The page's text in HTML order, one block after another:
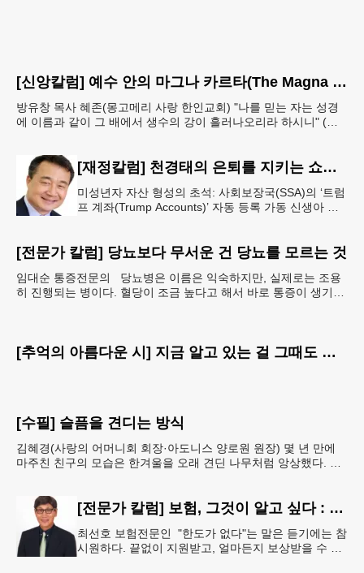
[신앙칼럼] 예수 안의 마그나 카르타(The Magna Carta in Jesus, 요한복음John 7:38)
방유창 목사 혜존(몽고메리 사랑 한인교회) "나를 믿는 자는 성경
에 이름과 같이 그 배에서 생수의 강이 흘러나오리라 하시니" (요
[재정칼럼] 천경태의 은퇴를 지키는 쇼셜시큐리티 인사이트 - 은퇴와 생활의 기초를 지키는 가장 현실적인 제도 읽기 (18)
미성년자 자산 형성의 초석: 사회보장국(SSA)의 ‘트럼
프 계좌(Trump Accounts)’ 자동 등록 가동 신생아 출
[전문가 칼럼] 당뇨보다 무서운 건 당뇨를 모르는 것
임대순 통증전문의 당뇨병은 이름은 익숙하지만, 실제로는 조용
히 진행되는 병이다. 혈당이 조금 높다고 해서 바로 통증이 생기거
[추억의 아름다운 시] 지금 알고 있는 걸 그때도 알았더라면
[수필] 슬픔을 견디는 방식
김혜경(사랑의 어머니회 회장·아도니스 양로원 원장) 몇 년 만에
마주친 친구의 모습은 한겨울을 오래 견딘 나무처럼 앙상했다. 핏
[전문가 칼럼] 보험, 그것이 알고 싶다 : 주택보험, 보상 한도액은 얼마나 가입해야 할까?
최선호 보험전문인 "한도가 없다"는 말은 듣기에는 참
시원하다. 끝없이 지원받고, 얼마든지 보상받을 수 있